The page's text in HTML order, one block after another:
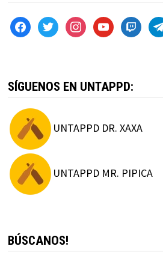
facebooktwitterinstagramyoutubetwitch
SÍGUENOS EN UNTAPPD:
UNTAPPD DR. XAXA
UNTAPPD MR. PIPICA
BÚSCANOS!